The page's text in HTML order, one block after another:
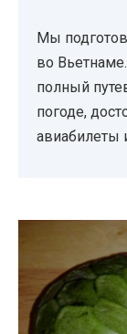
Мы
во
полный
погоде,
авиабилеты